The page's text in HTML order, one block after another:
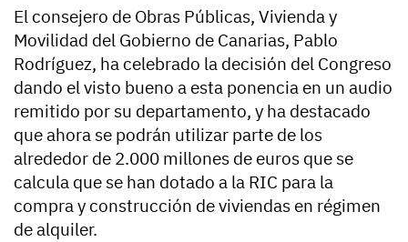
El consejero de Obras Públicas, Vivienda y
Movilidad del Gobierno de Canarias, Pablo
Rodríguez, ha celebrado la decisión del Congreso
dando el visto bueno a esta ponencia en un audio
remitido por su departamento, y ha destacado
que ahora se podrán utilizar parte de los
alrededor de 2.000 millones de euros que se
calcula que se han dotado a la RIC para la
compra y construcción de viviendas en régimen
de alquiler.